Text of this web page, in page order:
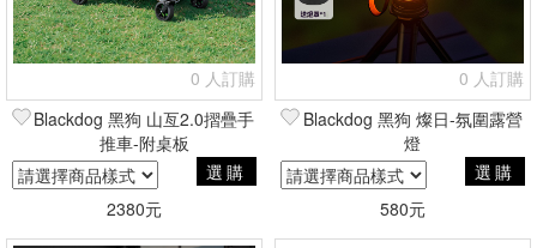
0 人訂購
Blackdog 黑狗 山亙2.0摺疊手
推車-附桌板
選購
2380元
0 人訂購
Blackdog 黑狗 燦日-氛圍露營
燈
選購
580元